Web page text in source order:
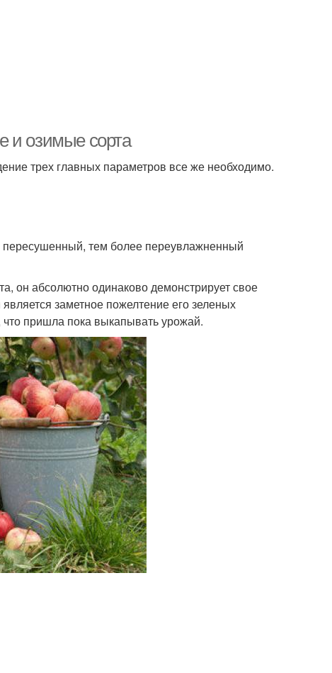
и озимые сорта
трех главных параметров все же необходимо.
пересушенный, тем более переувлажненный
он абсолютно одинаково демонстрирует свое
заметное пожелтение его зеленых
пришла пока выкапывать урожай.